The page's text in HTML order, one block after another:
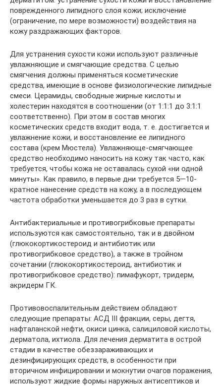
поврежденного липидного слоя кожи; исключение
(ограничение, по мере возможности) воздействия на
кожу раздражающих факторов.
Для устранения сухости кожи используют различные
увлажняющие и смягчающие средства. С целью
смягчения должны применяться косметические
средства, имеющие в основе физиологические липидные
смеси. Церамиды, свободные жирные кислоты и
холестерин находятся в соотношении (от 1:1:1 до 3:1:1
соответственно). При этом в состав многих
косметических средств входит вода, т. е. достигается и
увлажнение кожи, и восстановление ее липидного
состава (крем Мюстела). Увлажняюще-смягчающее
средство необходимо наносить на кожу так часто, как
требуется, чтобы кожа не оставалась сухой «ни одной
минуты». Как правило, в первые дни требуется 5—10-
кратное нанесение средств на кожу, а в последующем
частота обработки уменьшается до 3 раз в сутки.
Антибактериальные и противогрибковые препараты
используются как самостоятельно, так и в двойном
(глюкокортикостероид и антибиотик или
противогрибковое средство), а также в тройном
сочетании (глюкокортикостероид, антибиотик и
противогрибковое средство): пимафукорт, тридерм,
акридерм ГК.
Противовоспалительным действием обладают
следующие препараты: АСД III фракции, серы, дегтя,
нафталанской нефти, окиси цинка, салициловой кислоты,
дерматола, ихтиола. Для лечения дерматита в острой
стадии в качестве обеззараживающих и
дезинфицирующих средств, в особенности при
вторичном инфицировании и мокнутии очагов поражения,
используют жидкие формы наружных антисептиков и